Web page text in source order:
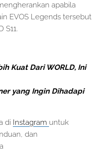
apabila
EVOS Legends tersebut
S11.
Kuat Dari WORLD, Ini
yang Ingin Dihadapi
di Instagram untuk
dan